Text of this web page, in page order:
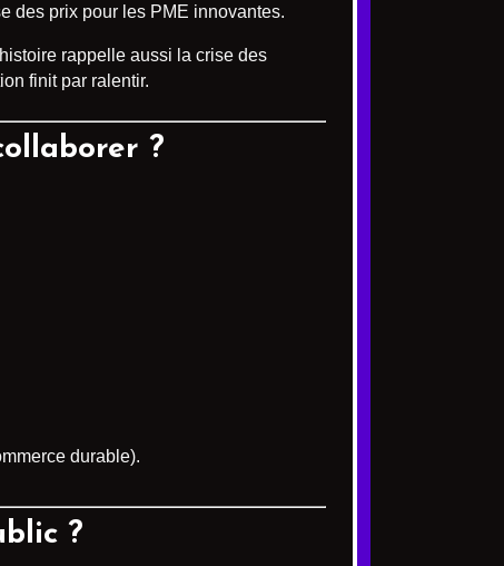
des prix pour les PME innovantes.
rappelle aussi la crise des
finit par ralentir.
?
durable).
?